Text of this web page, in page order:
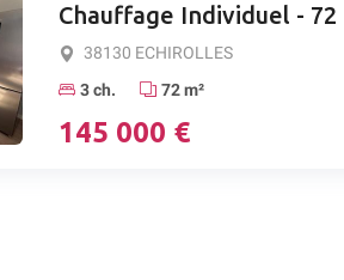
Chauffage Individuel - 72
38130 ECHIROLLES
3 ch.
72 m²
145 000 €